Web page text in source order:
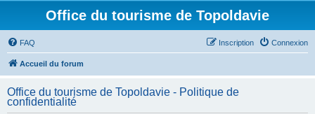
Office du tourisme de Topoldavie
FAQ Connexion
Inscription
Accueil du forum
Office du tourisme de Topoldavie - Politique de
confidentialité